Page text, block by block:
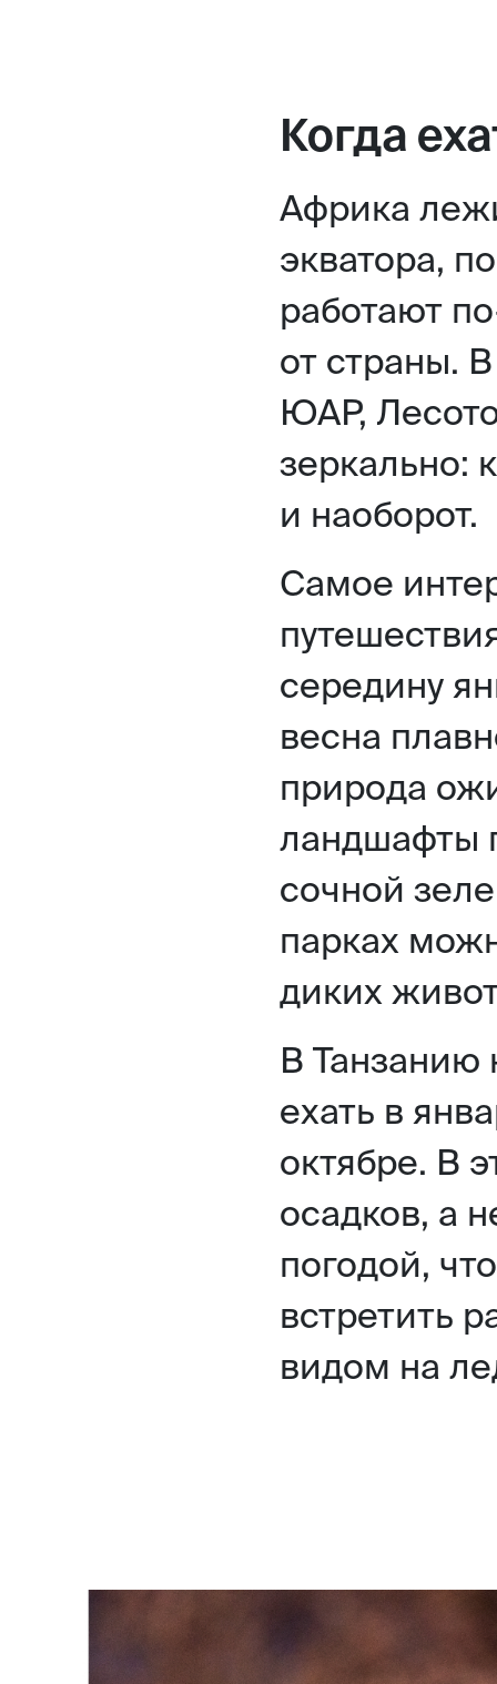
Когда
Африка
экватора,
работают
от страны.
ЮАР,
зеркально:
и наоборот.
Самое
середину
весна
природа
ландшафты
сочной
парках
диких
В
ехать в
октябре. В
осадков, а
погодой,
встретить
видом на